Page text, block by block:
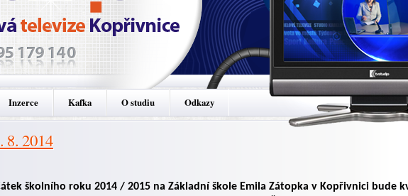
Inzerce Kafka O studiu Odkazy
8. 2014
školního roku 2014 / 2015 na Základní škole Emila Zátopka v Kopřivnici bude